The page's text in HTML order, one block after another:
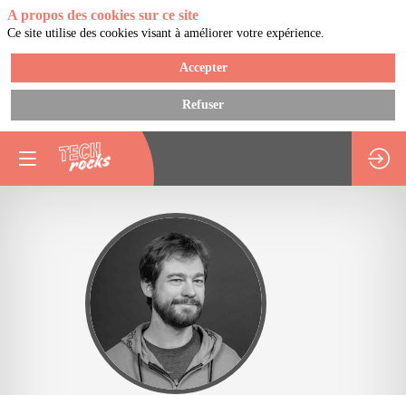
SM
A propos des cookies sur ce site
Ce site utilise des cookies visant à améliorer votre expérience.
Accepter
Refuser